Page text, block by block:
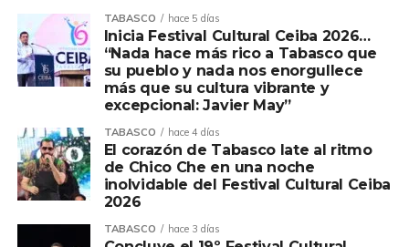
referenciar de forma inmediata a las pacientes que
resulten positivas hacia los servicios médicos
especializados para que inicien el protocolo de atención
oncológica, logrando con ello disminuir la mortalidad por
Para ello, por indicaciones del gobernador del Estado,
Javier May Rodríguez, y el secretario de Salud, Alejandro
Calderón Alipi, el acceso a todos los servicios debe ser
desde el territorio, a través de la puesta en marcha de la
Unidad Móvil de Mastografía que visita las villas,
TABASCO hace 5 días
Inicia Festival Cultural Ceiba 2026…
“Nada hace más rico a Tabasco que
su pueblo y nada nos enorgullece
más que su cultura vibrante y
excepcional: Javier May”
TABASCO hace 4 días
El corazón de Tabasco late al ritmo
de Chico Che en una noche
inolvidable del Festival Cultural Ceiba
2026
TABASCO hace 3 días